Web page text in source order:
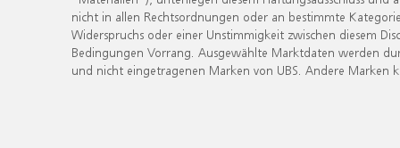
nicht in allen Rechtsordnungen oder an bestimmte
Widerspruchs oder einer Unstimmigkeit zwischen diesem
Bedingungen Vorrang. Ausgewählte Marktdaten werden
und nicht eingetragenen Marken von UBS. Andere Marken